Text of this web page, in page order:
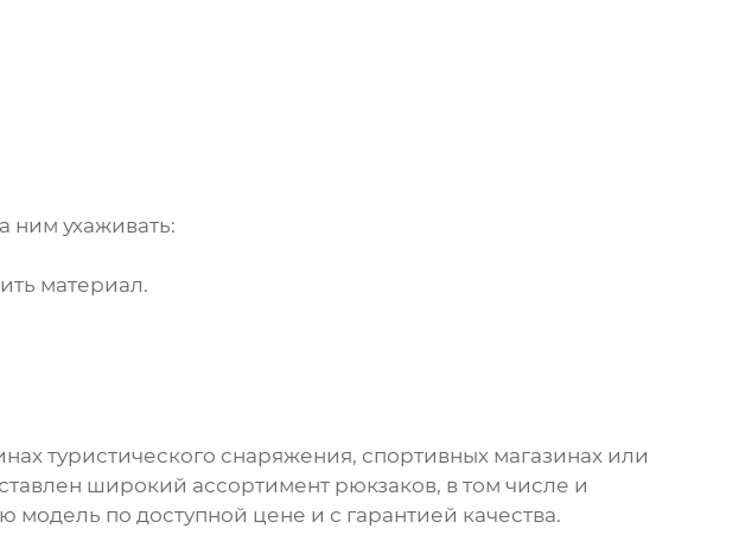
ним ухаживать:
материал.
туристического снаряжения, спортивных магазинах или
широкий ассортимент рюкзаков, в том числе и
по доступной цене и с гарантией качества.